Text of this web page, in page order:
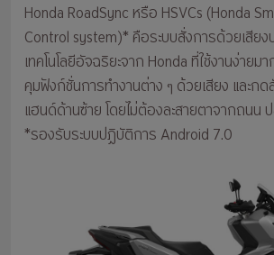
Honda RoadSync หรือ HSVCs (Honda
Control system)* คือระบบสั่งการด้วยเสียง
เทคโนโลยีอัจฉริยะจาก Honda ที่ใช้งานง่าย
คุมฟังก์ชั่นการทำงานต่าง ๆ ด้วยเสียง และก
แฮนด์ด้านซ้าย โดยไม่ต้องละสายตาจากถนน
*รองรับระบบปฏิบัติการ Android 7.0